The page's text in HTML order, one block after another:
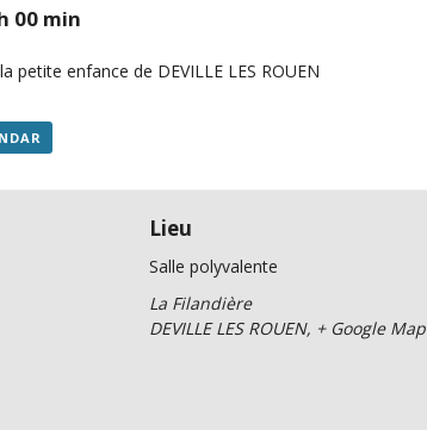
00 min
petite enfance de DEVILLE LES ROUEN
Lieu
Salle polyvalente
La Filandière
DEVILLE LES ROUEN, + Google Map